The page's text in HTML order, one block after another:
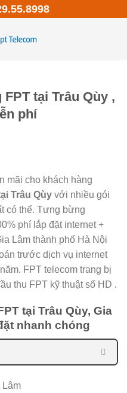
tại Trâu Qùy ,
phí
mãi cho khách hàng
Trâu Qùy với nhiều gói
có thể. Tưng bừng
phí lắp đặt internet +
Lâm thành phố Hà Nội
trước dịch vụ internet
FPT telecom trang bị
thu FPT kỹ thuật số HD .
tại Trâu Qùy, Gia
nhanh chóng